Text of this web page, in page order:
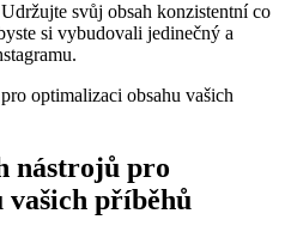
Udržujte svůj obsah konzistentní co
si vybudovali jedinečný a
nástrojů pro
vašich příběhů